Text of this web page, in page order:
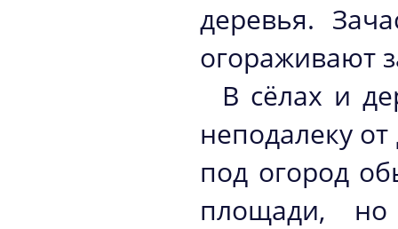
деревья.
огораживают
В сёлах и
неподалеку
под огород
площади, но